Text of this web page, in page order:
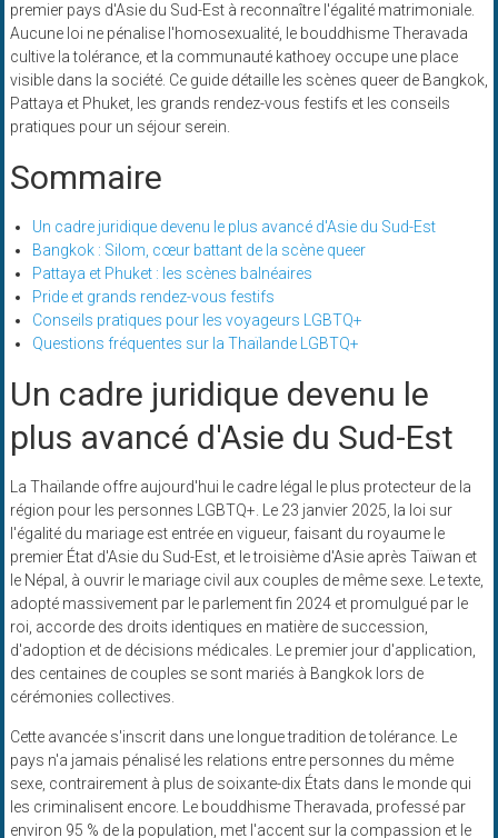
premier pays d'Asie du Sud-Est à reconnaître l'égalité matrimoniale.
Aucune loi ne pénalise l'homosexualité, le bouddhisme Theravada
cultive la tolérance, et la communauté kathoey occupe une place
visible dans la société. Ce guide détaille les scènes queer de Bangkok,
Pattaya et Phuket, les grands rendez-vous festifs et les conseils
pratiques pour un séjour serein.
Sommaire
Un cadre juridique devenu le plus avancé d'Asie du Sud-Est
Bangkok : Silom, cœur battant de la scène queer
Pattaya et Phuket : les scènes balnéaires
Pride et grands rendez-vous festifs
Conseils pratiques pour les voyageurs LGBTQ+
Questions fréquentes sur la Thaïlande LGBTQ+
Un cadre juridique devenu le
plus avancé d'Asie du Sud-Est
La Thaïlande offre aujourd'hui le cadre légal le plus protecteur de la
région pour les personnes LGBTQ+. Le 23 janvier 2025, la loi sur
l'égalité du mariage est entrée en vigueur, faisant du royaume le
premier État d'Asie du Sud-Est, et le troisième d'Asie après Taïwan et
le Népal, à ouvrir le mariage civil aux couples de même sexe. Le texte,
adopté massivement par le parlement fin 2024 et promulgué par le
roi, accorde des droits identiques en matière de succession,
d'adoption et de décisions médicales. Le premier jour d'application,
des centaines de couples se sont mariés à Bangkok lors de
cérémonies collectives.
Cette avancée s'inscrit dans une longue tradition de tolérance. Le
pays n'a jamais pénalisé les relations entre personnes du même
sexe, contrairement à plus de soixante-dix États dans le monde qui
les criminalisent encore. Le bouddhisme Theravada, professé par
environ 95 % de la population, met l'accent sur la compassion et le